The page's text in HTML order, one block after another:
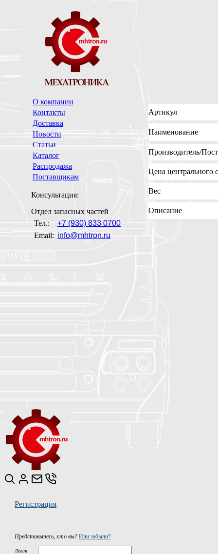
О компании
Контакты
Доставка
Новости
Статьи
Каталог
Распродажа
Поставщикам
Консультация:
Отдел запасных частей
Тел.:
+7 (930) 833 0700
Email: info@mhtron.ru
Артикул
Наименование
Производитель/
Цена центрального
Вес
Описание
Регистрация
Представьтесь, кто вы? Или забыли?
Логин